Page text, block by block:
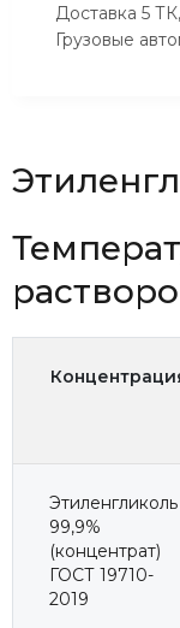
Доставка 5
Грузовые
Этиленгликоль
99,9%
(концентрат)
ГОСТ 19710-
2019